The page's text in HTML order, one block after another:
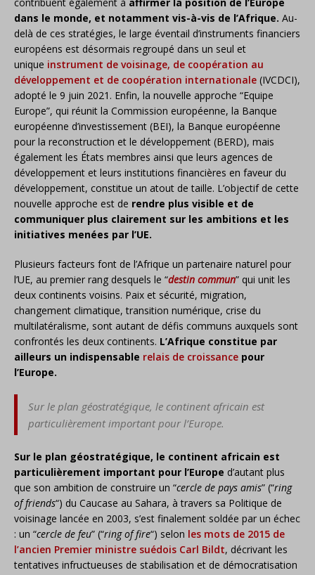
dans le monde, et notamment vis-à-vis de l’Afrique. Au-
delà de ces stratégies, le large éventail d’instruments financiers
européens est désormais regroupé dans un seul et
unique instrument de voisinage, de coopération au
développement et de coopération internationale (IVCDCI),
adopté le 9 juin 2021. Enfin, la nouvelle approche “Equipe
Europe”, qui réunit la Commission européenne, la Banque
européenne d’investissement (BEI), la Banque européenne
pour la reconstruction et le développement (BERD), mais
également les États membres ainsi que leurs agences de
développement et leurs institutions financières en faveur du
développement, constitue un atout de taille. L’objectif de cette
nouvelle approche est de rendre plus visible et de
communiquer plus clairement sur les ambitions et les
initiatives menées par l’UE.
Plusieurs facteurs font de l’Afrique un partenaire naturel pour
l’UE, au premier rang desquels le “destin commun” qui unit les
deux continents voisins. Paix et sécurité, migration,
changement climatique, transition numérique, crise du
multilatéralisme, sont autant de défis communs auxquels sont
confrontés les deux continents. L’Afrique constitue par
ailleurs un indispensable relais de croissance pour
l’Europe.
Sur le plan géostratégique, le continent africain est
particulièrement important pour l’Europe.
Sur le plan géostratégique, le continent africain est
particulièrement important pour l’Europe d’autant plus
que son ambition de construire un “cercle de pays amis” (“ring
of friends“) du Caucase au Sahara, à travers sa Politique de
voisinage lancée en 2003, s’est finalement soldée par un échec
: un “cercle de feu” (“ring of fire“) selon les mots de 2015 de
l’ancien Premier ministre suédois Carl Bildt, décrivant les
tentatives infructueuses de stabilisation et de démocratisation